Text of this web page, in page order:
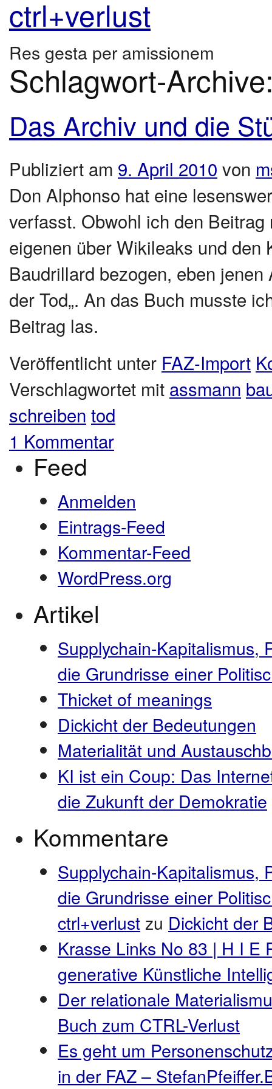
ctrl+verlust
Res gesta per amissionem
Schlagwort-
Das Archiv und die
Publiziert am 9. April 2010 von
Don Alphonso hat eine
verfasst. Obwohl ich den
eigenen über Wikileaks und
Baudrillard bezogen, eben
der Tod„. An das Buch musste
Beitrag las.
Veröffentlicht unter FAZ-Import
Verschlagwortet mit assmann
schreiben tod
1 Kommentar
Feed
Anmelden
Eintrags-Feed
Kommentar-Feed
WordPress.org
Artikel
Supplychain-Kapitalismus,
die Grundrisse einer
Thicket of meanings
Dickicht der Bedeutungen
Materialität und
KI ist ein Coup: Das
die Zukunft der Demokratie
Kommentare
Supplychain-Kapitalismus,
die Grundrisse einer
ctrl+verlustzu Dickicht der
Krasse Links No 83 | H I E
generative Künstliche
Der relationale
Buch zum CTRL-Verlust
Es geht um
in der FAZ –